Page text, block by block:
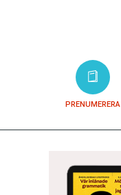
PRENUMERERA